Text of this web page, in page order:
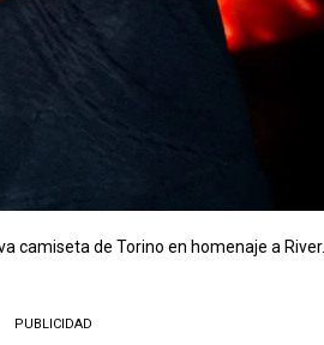
camiseta de Torino en homenaje a River.
PUBLICIDAD